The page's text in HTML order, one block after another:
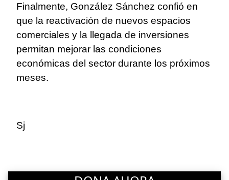
Finalmente, González Sánchez confió en
que la reactivación de nuevos espacios
comerciales y la llegada de inversiones
permitan mejorar las condiciones
económicas del sector durante los próximos
meses.
Sj